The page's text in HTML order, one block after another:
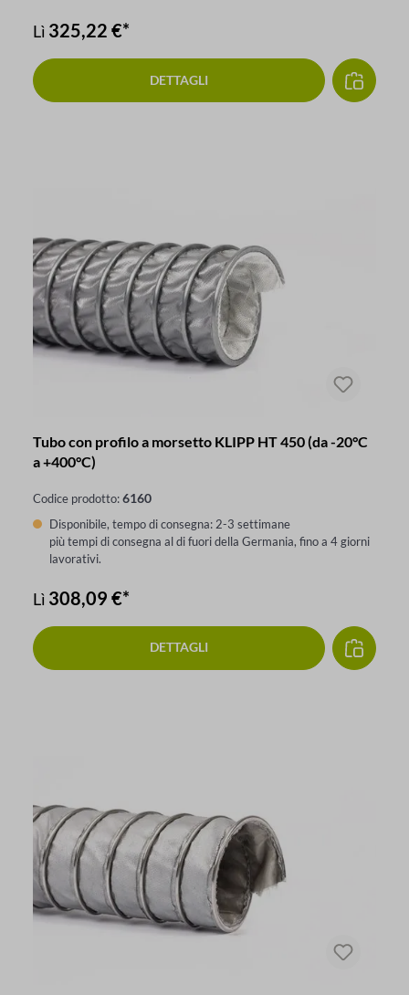
Lì 325,22 €*
DETTAGLI
Tubo con profilo a morsetto KLIPP HT 450 (da -20°C
a +400°C)
Codice prodotto:6160
Disponibile, tempo di consegna: 2-3 settimane
più tempi di consegna al di fuori della Germania, fino a 4 giorni
lavorativi.
Lì 308,09 €*
DETTAGLI